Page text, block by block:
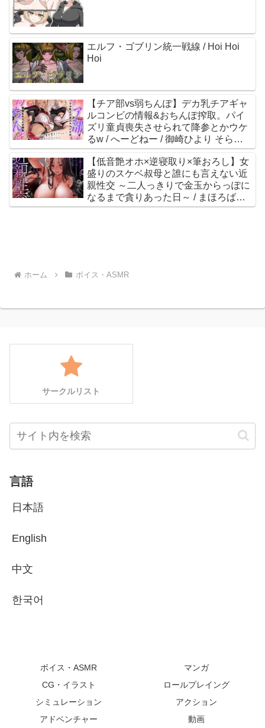
エルフ・ゴブリン統一戦線 / Hoi Hoi
Hoi
【チア部vs弱ちんぽ】デカ乳チアギャ
ルコンビの情報&おちんぽ搾取。パイ
ズリ童貞喪失させられて降参とかウケ
るw / へーどねー / 御崎ひより そらま
め。
【低音艶オホ×逆寝取り×筆おろし】女
盛りのスケベ叔母と誰にも言えない近
親性交 ～二人っきりで金玉からっぽに
なるまで貪りあった日～ / まほろばき
ゃらめ / そらまめ。
ホーム ボイス・ASMR
サークルリスト
言語
日本語
English
中文
한국어
ボイス・ASMR
マンガ
CG・イラスト
ロールプレイング
シミュレーション
アクション
アドベンチャー
動画